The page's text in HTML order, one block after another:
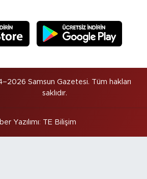
Samsun Gazetesi. Tüm hakları
saklıdır.
Yazılımı: TE Bilişim